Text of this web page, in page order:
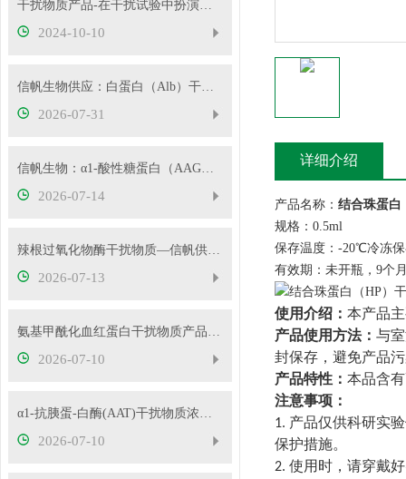
干扰物质产品-在干扰试验中扮演着重要角色
2024-10-10
信帆生物供应：白蛋白（Alb）干扰物质
2026-07-31
信帆生物：α1-酸性糖蛋白（AAG）干扰物质使用说明
2026-07-14
辣根过氧化物酶干扰物质—信帆供应多种浓度
2026-07-13
氨基甲酰化血红蛋白干扰物质产品使用方法
2026-07-10
α1-抗胰蛋-白酶(AAT)干扰物质浓度可根据客户要求定制
2026-07-10
详细介绍
产品名称： 结合珠蛋白
规格：0.5ml
保存温度：-20℃冷冻
有效期：未开瓶，9个
使用介绍： 本产品
产品使用方法： 与
封保存，避免产品
产品特性： 本品含
注意事项：
1. 产品仅供科研实
保护措施。
2. 使用时，请穿戴